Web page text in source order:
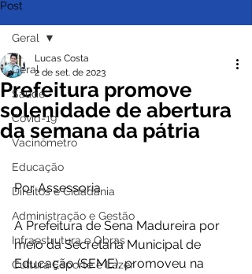
Post
Geral
Saúde
Covid-19
Vacinômetro
Educação
Direitos e Cidadania
Administração e Gestão
Infraestrutura e Obras
Cultura Esporte e Lazer
Geral
Prefeitura promove
solenidade de abertura
da semana da pátria
Lucas Costa
2 de set. de 2023
Por Assessoria
A Prefeitura de Sena Madureira por
meio da Secretaria Municipal de
Educação (SEME), promoveu na